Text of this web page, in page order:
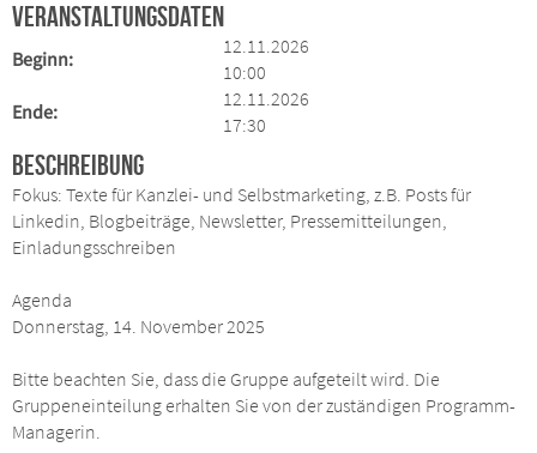
Veranstaltungsdaten
Beginn:
12.11.2026
10:00
Ende:
12.11.2026
17:30
Beschreibung
Fokus: Texte für Kanzlei- und Selbstmarketing, z.B. Posts für
Linkedin, Blogbeiträge, Newsletter, Pressemitteilungen,
Einladungsschreiben
Agenda
Donnerstag, 14. November 2025
Bitte beachten Sie, dass die Gruppe aufgeteilt wird. Die
Gruppeneinteilung erhalten Sie von der zuständigen Programm-
Managerin.